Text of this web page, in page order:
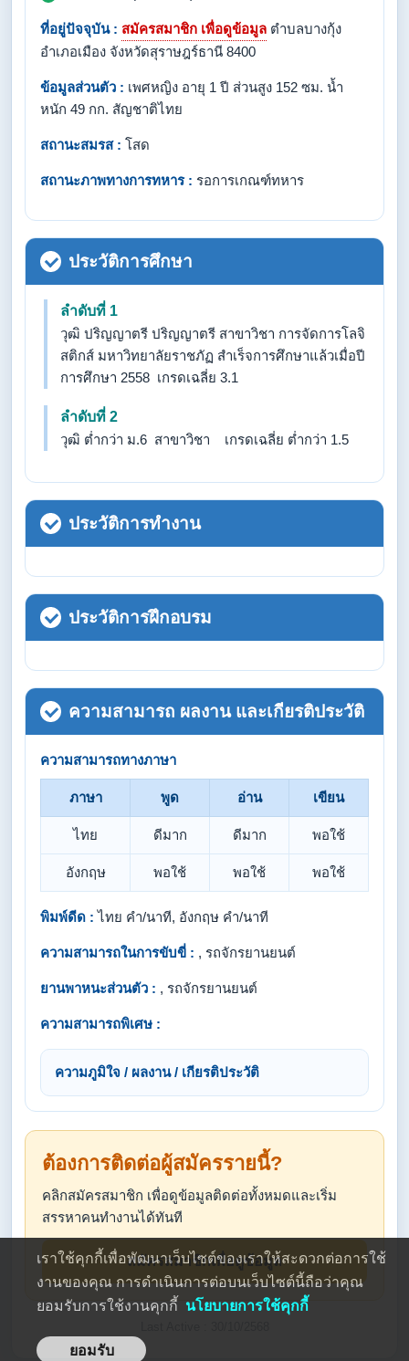
ที่อยู่ปัจจุบัน : สมัครสมาชิก เพื่อดูข้อมูล ตำบลบางกุ้ง
อำเภอเมือง จังหวัดสุราษฎร์ธานี 8400
ข้อมูลส่วนตัว : เพศหญิง อายุ 1 ปี ส่วนสูง 152 ซม. น้ำ
หนัก 49 กก. สัญชาติไทย
สถานะสมรส : โสด
สถานะภาพทางการทหาร : รอการเกณฑ์ทหาร
ประวัติการศึกษา
ลำดับที่ 1
วุฒิ ปริญญาตรี ปริญญาตรี สาขาวิชา การจัดการโลจิ
สติกส์ มหาวิทยาลัยราชภัฏ สำเร็จการศึกษาแล้วเมื่อปี
การศึกษา 2558 เกรดเฉลี่ย 3.1
ลำดับที่ 2
วุฒิ ต่ำกว่า ม.6 สาขาวิชา เกรดเฉลี่ย ต่ำกว่า 1.5
ประวัติการทำงาน
ประวัติการฝึกอบรม
ความสามารถ ผลงาน และเกียรติประวัติ
ความสามารถทางภาษา
ภาษา พูด อ่าน เขียน
ไทย ดีมาก ดีมาก พอใช้
อังกฤษ พอใช้ พอใช้ พอใช้
พิมพ์ดีด : ไทย คำ/นาที, อังกฤษ คำ/นาที
ความสามารถในการขับขี่ : , รถจักรยานยนต์
ยานพาหนะส่วนตัว : , รถจักรยานยนต์
ความสามารถพิเศษ :
ความภูมิใจ / ผลงาน / เกียรติประวัติ
ต้องการติดต่อผู้สมัครรายนี้?
คลิกสมัครสมาชิก เพื่อดูข้อมูลติดต่อทั้งหมดและเริ่ม
สรรหาคนทำงานได้ทันที
สมัครสมาชิกเพื่อดูข้อมูล
เราใช้คุกกี้เพื่อพัฒนาเว็บไซต์ของเราให้สะดวกต่อการใช้
งานของคุณ การดำเนินการต่อบนเว็บไซต์นี้ถือว่าคุณ
ยอมรับการใช้งานคุกกี้ นโยบายการใช้คุกกี้